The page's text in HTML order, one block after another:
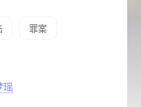
罪案
瑶